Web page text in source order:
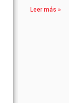
Leer más »